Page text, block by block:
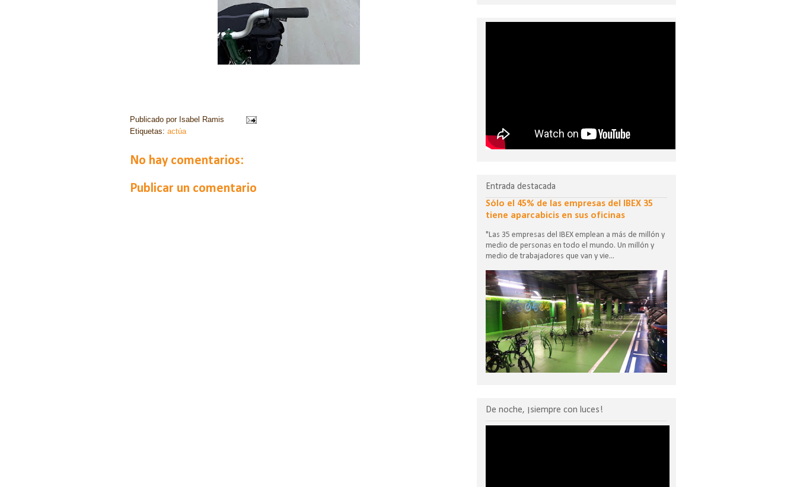
Publicado por Isabel Ramis
Etiquetas: actúa
No hay comentarios:
Publicar un comentario
Entrada destacada
Sólo el 45% de las empresas del IBEX 35
tiene aparcabicis en sus oficinas
"Las 35 empresas del IBEX emplean a más de millón y
medio de personas en todo el mundo. Un millón y
medio de trabajadores que van y vie...
De noche, ¡siempre con luces!